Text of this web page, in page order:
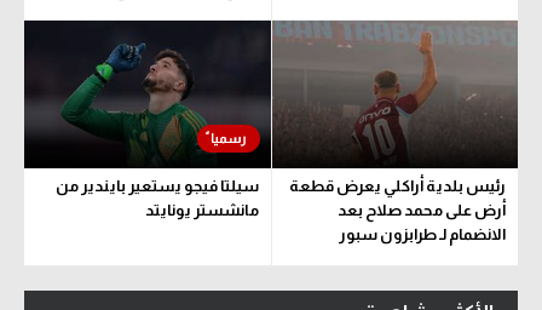
رئيس بلدية أراكلي يعرض قطعة
أرض على محمد صلاح بعد
الانضمام لـ طرابزون سبور
سيلتا فيجو يستعير بايندير من
مانشستر يونايتد